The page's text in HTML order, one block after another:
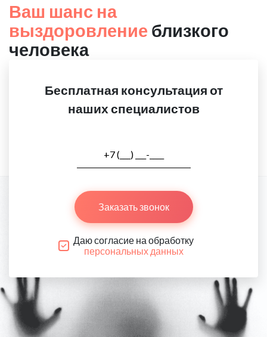
Ваш шанс на
выздоровление близкого
человека
Бесплатная консультация от
наших специалистов
Заказать звонок
Даю согласие на обработку
персональных данных